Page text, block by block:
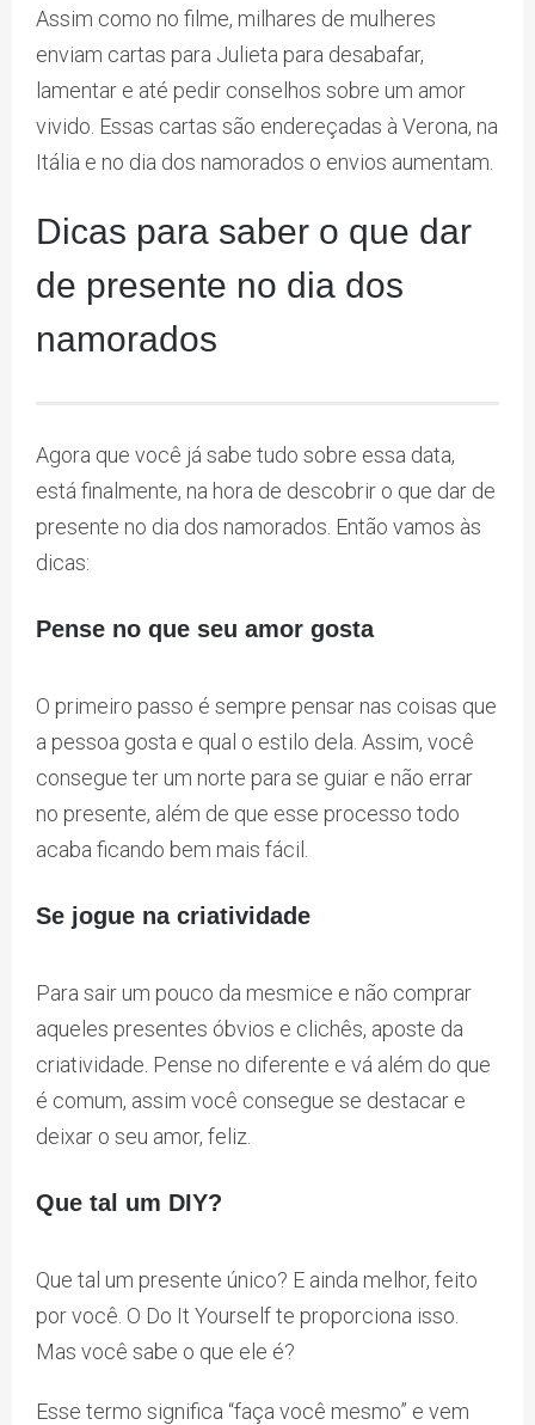
Assim como no filme, milhares de mulheres
enviam cartas para Julieta para desabafar,
lamentar e até pedir conselhos sobre um amor
vivido. Essas cartas são endereçadas à Verona, na
Itália e no dia dos namorados o envios aumentam.
Dicas para saber o que dar
de presente no dia dos
namorados
Agora que você já sabe tudo sobre essa data,
está finalmente, na hora de descobrir o que dar de
presente no dia dos namorados. Então vamos às
dicas:
Pense no que seu amor gosta
O primeiro passo é sempre pensar nas coisas que
a pessoa gosta e qual o estilo dela. Assim, você
consegue ter um norte para se guiar e não errar
no presente, além de que esse processo todo
acaba ficando bem mais fácil.
Se jogue na criatividade
Para sair um pouco da mesmice e não comprar
aqueles presentes óbvios e clichês, aposte da
criatividade. Pense no diferente e vá além do que
é comum, assim você consegue se destacar e
deixar o seu amor, feliz.
Que tal um DIY?
Que tal um presente único? E ainda melhor, feito
por você. O Do It Yourself te proporciona isso.
Mas você sabe o que ele é?
Esse termo significa “faça você mesmo” e vem